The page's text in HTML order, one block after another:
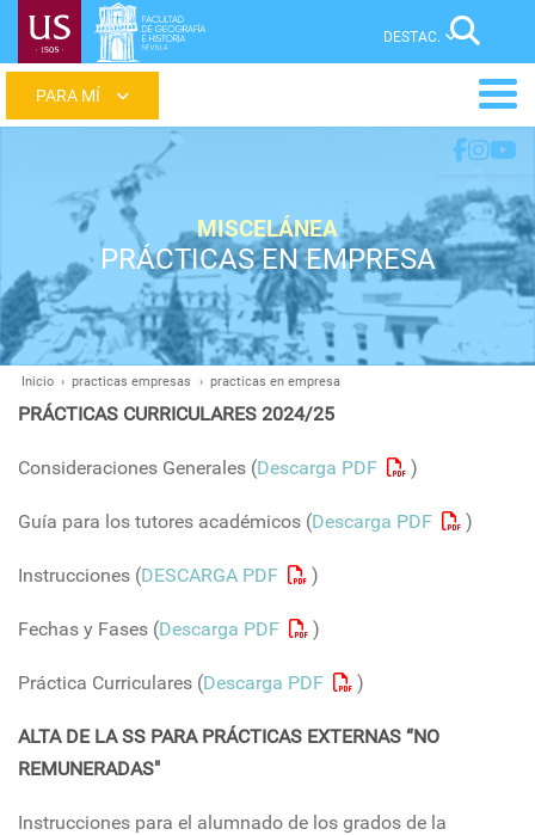
Pasar
menu
MISCELÁNEA
PRÁCTICAS EN EMPRESA
Ruta
de
navegación
Inicio practicas empresas practicas en empresa
PRÁCTICAS CURRICULARES 2024/25
Consideraciones Generales (Descarga PDF )
Guía para los tutores académicos (Descarga PDF )
Instrucciones (DESCARGA PDF )
Fechas y Fases (Descarga PDF )
Práctica Curriculares (Descarga PDF )
ALTA DE LA SS PARA PRÁCTICAS EXTERNAS “NO
REMUNERADAS"
Instrucciones para el alumnado de los grados de la